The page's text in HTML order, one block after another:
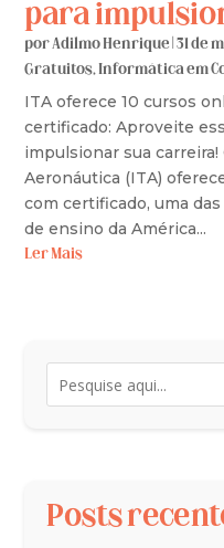
para
porAdilmo Henrique|31 de
Gratuitos,Informática em
ITA oferece 10 cursos
certificado: Aproveite
impulsionar sua
Aeronáutica (ITA)
com certificado, uma
de ensino da América...
Ler Mais
Posts